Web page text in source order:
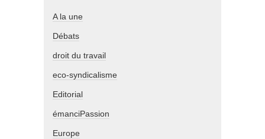
A la une
Débats
droit du travail
eco-syndicalisme
Editorial
émanciPassion
Europe